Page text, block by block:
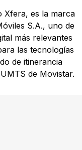
Xfera, es la marca
S.A., uno de
más relevantes
las tecnologías
de itinerancia
de Movistar.